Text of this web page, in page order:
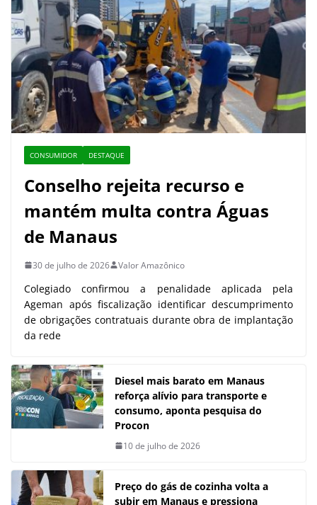
CONSUMIDOR DESTAQUE
Conselho rejeita recurso e
mantém multa contra Águas
de Manaus
30 de julho de 2026 Valor Amazônico
Colegiado confirmou a penalidade aplicada pela
Ageman após fiscalização identificar descumprimento
de obrigações contratuais durante obra de implantação
da rede
Diesel mais barato em Manaus
reforça alívio para transporte e
consumo, aponta pesquisa do
Procon
10 de julho de 2026
Preço do gás de cozinha volta a
subir em Manaus e pressiona